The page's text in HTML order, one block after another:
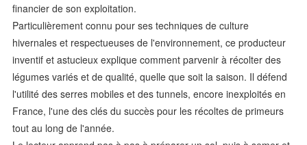
financier de son exploitation.
Particulièrement connu pour ses techniques de culture
hivernales et respectueuses de l'environnement, ce producteur
inventif et astucieux explique comment parvenir à récolter des
légumes variés et de qualité, quelle que soit la saison. Il défend
l'utilité des serres mobiles et des tunnels, encore inexploités en
France, l'une des clés du succès pour les récoltes de primeurs
tout au long de l'année.